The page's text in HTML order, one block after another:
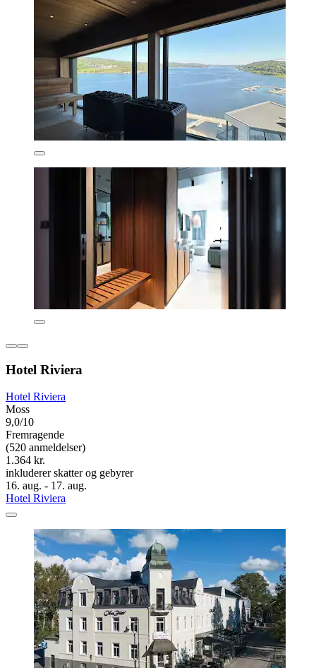
Hotel Riviera
Hotel Riviera
Moss
9,0/10
Fremragende
(520 anmeldelser)
1.364 kr.
inkluderer skatter og gebyrer
16. aug. - 17. aug.
Hotel Riviera